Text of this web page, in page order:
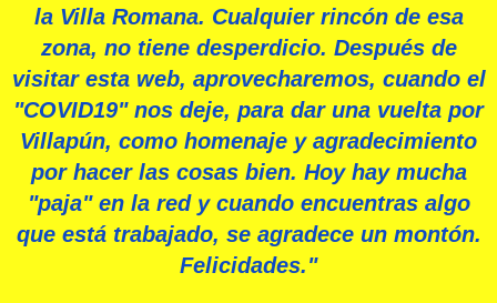
la Villa Romana. Cualquier rincón de esa
zona, no tiene desperdicio. Después de
visitar esta web, aprovecharemos, cuando el
"COVID19" nos deje, para dar una vuelta por
Villapún, como homenaje y agradecimiento
por hacer las cosas bien. Hoy hay mucha
"paja" en la red y cuando encuentras algo
que está trabajado, se agradece un montón.
Felicidades."